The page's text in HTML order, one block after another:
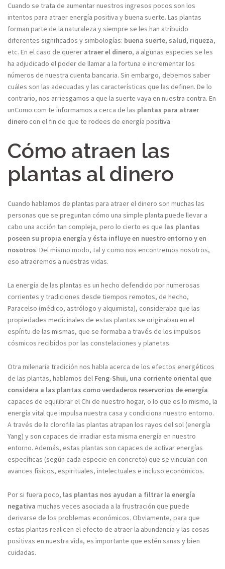
Cuando se trata de aumentar nuestros ingresos pocos son los
intentos para atraer energía positiva y buena suerte. Las plantas
forman parte de la naturaleza y siempre se les han atribuido
diferentes significados y simbologías: buena suerte, salud, riqueza,
etc. En el caso de querer atraer el dinero, a algunas especies se les
ha adjudicado el poder de llamar a la fortuna e incrementar los
números de nuestra cuenta bancaria. Sin embargo, debemos saber
cuáles son las adecuadas y las características que las definen. De lo
contrario, nos arriesgamos a que la suerte vaya en nuestra contra. En
unComo.com te informamos a cerca de las plantas para atraer
dinero con el fin de que te rodees de energía positiva.
Cómo atraen las
plantas al dinero
Cuando hablamos de plantas para atraer el dinero son muchas las
personas que se preguntan cómo una simple planta puede llevar a
cabo una acción tan compleja, pero lo cierto es que las plantas
poseen su propia energía y ésta influye en nuestro entorno y en
nosotros. Del mismo modo, tal y como nos encontremos nosotros,
eso atraeremos a nuestras vidas.
La energía de las plantas es un hecho defendido por numerosas
corrientes y tradiciones desde tiempos remotos, de hecho,
Paracelso (médico, astrólogo y alquimista), consideraba que las
propiedades medicinales de estas plantas se originaban en el
espíritu de las mismas, que se formaba a través de los impulsos
cósmicos recibidos por las constelaciones y planetas.
Otra milenaria tradición nos habla acerca de los efectos energéticos
de las plantas, hablamos del Feng-Shui, una corriente oriental que
considera a las plantas como verdaderos reservorios de energía
capaces de equilibrar el Chi de nuestro hogar, o lo que es lo mismo, la
energía vital que impulsa nuestra casa y condiciona nuestro entorno.
A través de la clorofila las plantas atrapan los rayos del sol (energía
Yang) y son capaces de irradiar esta misma energía en nuestro
entorno. Además, estas plantas son capaces de activar energías
específicas (según cada especie en concreto) que se vinculan con
avances físicos, espirituales, intelectuales e incluso económicos.
Por si fuera poco, las plantas nos ayudan a filtrar la energía
negativa muchas veces asociada a la frustración que puede
derivarse de los problemas económicos. Obviamente, para que
estas plantas realicen el efecto de atraer la abundancia y las cosas
positivas en nuestra vida, es importante que estén sanas y bien
cuidadas.